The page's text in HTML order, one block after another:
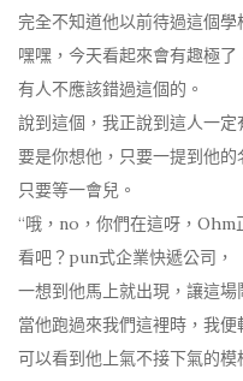
完全不知道他以前待過這個學
嘿嘿，今天看起來會有趣極了
有人不應該錯過這個的。
說到這個，我正說到這人一定
要是你想他，只要一提到他的
只要等一會兒。
“哦，no，你們在這呀，Ohm
看吧？pun式企業快遞公司，
一想到他馬上就出現，讓這場
當他跑過來我們這裡時，我便
可以看到他上氣不接下氣的模